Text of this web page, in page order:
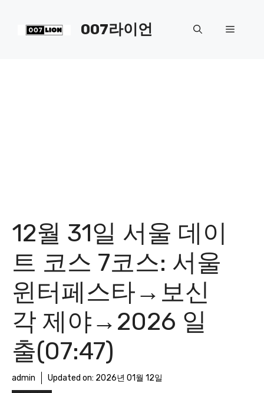
007라이언 메
12월 31일 서울 데이
트 코스 7코스: 서울
윈터페스타→보신
각 제야→2026 일
출(07:47)
admin Updated on: 2026년 01월 12일